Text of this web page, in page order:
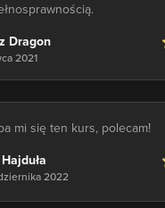
Dragon
2021
mi się ten kurs, polecam!
2022